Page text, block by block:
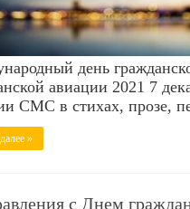
день
авиации 2021 7
СМС в стихах, прозе,
»
с Днем